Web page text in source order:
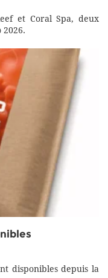
et Coral Spa, deux
2026.
disponibles depuis la